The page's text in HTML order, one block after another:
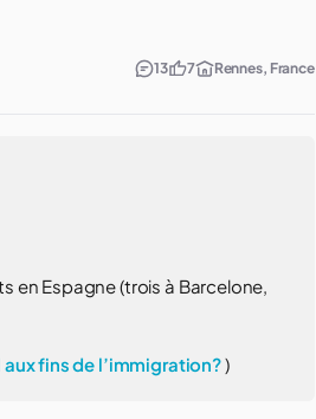
13 7 Rennes, France
en Espagne (trois à Barcelone,
fins de l’immigration?)